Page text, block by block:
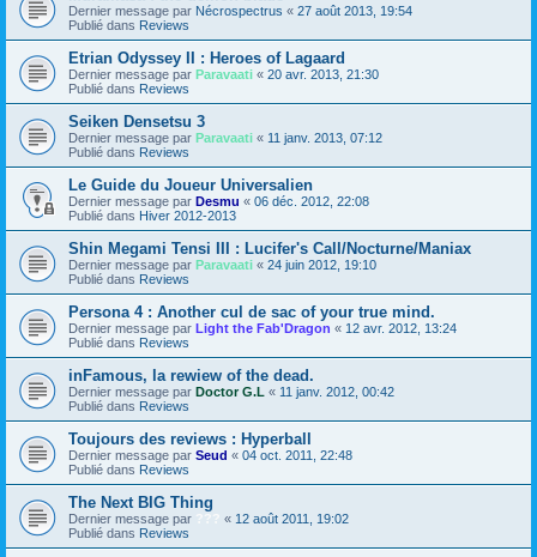
Dernier message par Nécrospectrus « 27 août 2013, 19:54
Publié dans Reviews
Etrian Odyssey II : Heroes of Lagaard
Dernier message par Paravaati « 20 avr. 2013, 21:30
Publié dans Reviews
Seiken Densetsu 3
Dernier message par Paravaati « 11 janv. 2013, 07:12
Publié dans Reviews
Le Guide du Joueur Universalien
Dernier message par Desmu « 06 déc. 2012, 22:08
Publié dans Hiver 2012-2013
Shin Megami Tensi III : Lucifer's Call/Nocturne/Maniax
Dernier message par Paravaati « 24 juin 2012, 19:10
Publié dans Reviews
Persona 4 : Another cul de sac of your true mind.
Dernier message par Light the Fab'Dragon « 12 avr. 2012, 13:24
Publié dans Reviews
inFamous, la rewiew of the dead.
Dernier message par Doctor G.L « 11 janv. 2012, 00:42
Publié dans Reviews
Toujours des reviews : Hyperball
Dernier message par Seud « 04 oct. 2011, 22:48
Publié dans Reviews
The Next BIG Thing
Dernier message par ??? « 12 août 2011, 19:02
Publié dans Reviews